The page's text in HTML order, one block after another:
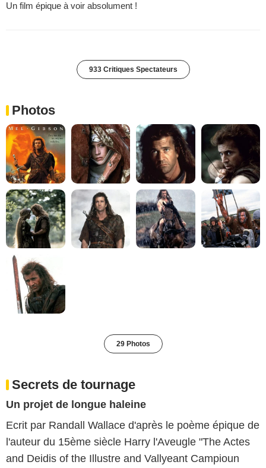
Un film épique à voir absolument !
933 Critiques Spectateurs
Photos
29 Photos
Secrets de tournage
Un projet de longue haleine
Ecrit par Randall Wallace d'après le poème épique de
l'auteur du 15ème siècle Harry l'Aveugle "The Actes
and Deidis of the Illustre and Vallyeant Campioun